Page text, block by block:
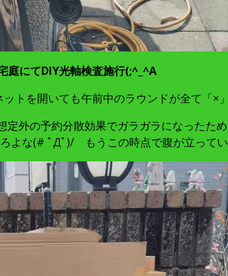
庭にてDIY光軸検査施行(;^_^A
トを開いても午前中のラウンドが全て「×
外の予約分散効果でガラガラになったた
よな(# ﾟДﾟ)/ もうこの時点で腹が立ってい